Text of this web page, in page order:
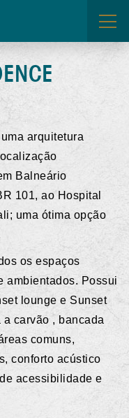
arquitetura
Balneário
101, ao Hospital
uma ótima opção
os espaços
ambientados. Possui
lounge e Sunset
carvão , bancada
comuns,
conforto acústico
acessibilidade e